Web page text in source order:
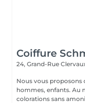
Coiffure
24, Grand-Rue
Nous vous proposons différents services: COIFFURE : dames,
hommes, enfants. Au
colorations sans